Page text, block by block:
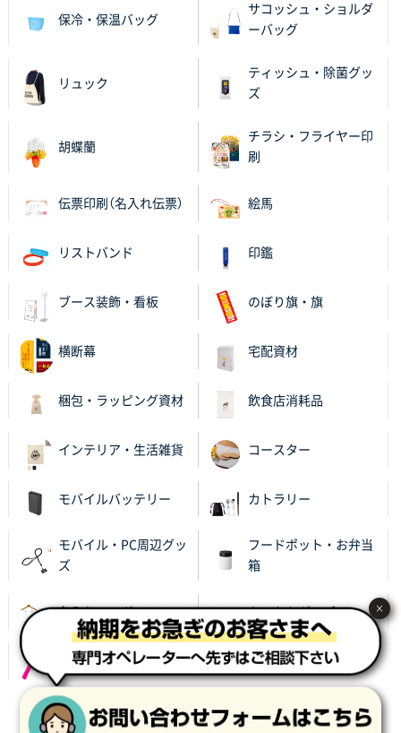
保冷・保温バッグ
サコッシュ・ショルダ
ーバッグ
リュック
ティッシュ・除菌グッ
ズ
胡蝶蘭
チラシ・フライヤー印
刷
伝票印刷（名入れ伝票） 絵馬
リストバンド 印鑑
ブース装飾・看板 のぼり旗・旗
横断幕 宅配資材
梱包・ラッピング資材 飲食店消耗品
インテリア・生活雑貨 コースター
モバイルバッテリー カトラリー
モバイル・PC周辺グッ
ズ
フードポット・お弁当
箱
名入れハンガー あったかグッズ
レイングッズ
サイト利用規約 プライバシーポリシー 会社概要
×